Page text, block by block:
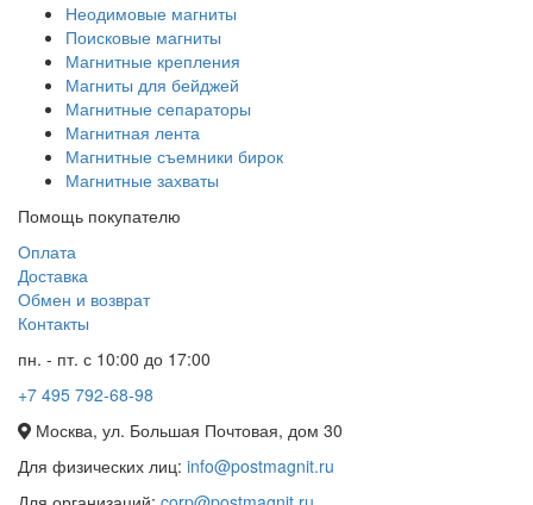
Неодимовые магниты
Поисковые магниты
Магнитные крепления
Магниты для бейджей
Магнитные сепараторы
Магнитная лента
Магнитные съемники бирок
Магнитные захваты
Помощь покупателю
Оплата
Доставка
Обмен и возврат
Контакты
пн. - пт. с 10:00 до 17:00
+7 495 792-68-98
Москва, ул. Большая Почтовая, дом 30
Для физических лиц: info@postmagnit.ru